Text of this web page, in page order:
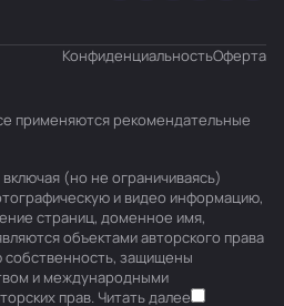
КонфиденциальностьОферта
применяются рекомендательные
(но не ограничиваясь)
и видео информацию,
страниц, доменное имя,
объектами авторского права
собственность, защищены
и международными
прав. Читать далее